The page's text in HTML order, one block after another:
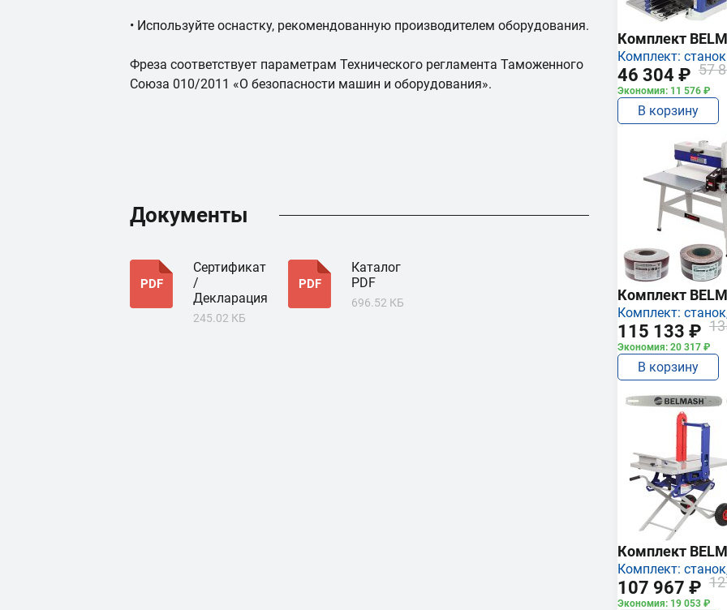
• Используйте оснастку, рекомендованную производителем оборудования.
Фреза соответствует параметрам Технического регламента Таможенного
Союза 010/2011 «О безопасности машин и оборудования».
Документы
PDF
Сертификат
/
Декларация
245.02 КБ
PDF
Каталог
PDF
696.52 КБ
Комплект
Комплект:
46 304 ₽ 57
Экономия: 11 576 ₽
В корзину
Комплект
Комплект:
115 133 ₽
Экономия: 20 317 ₽
В корзину
Комплект
Комплект:
107 967 ₽
Экономия: 19 053 ₽